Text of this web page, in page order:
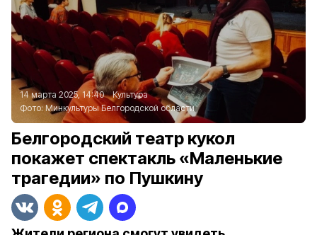
14 марта 2025, 14:40
Культура
Фото:Минкультуры Белгородской области
Белгородский театр кукол
покажет спектакль «Маленькие
трагедии» по Пушкину